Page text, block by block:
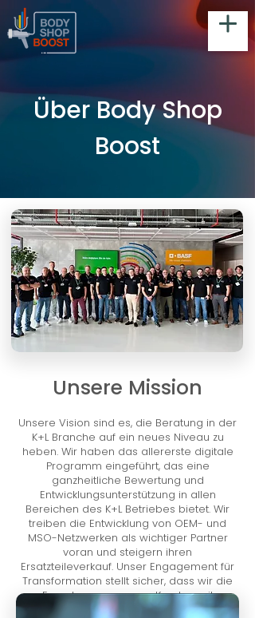
Über Body Shop
Boost
Unsere Mission
Unsere Vision sind es, die Beratung in der
K+L Branche auf ein neues Niveau zu
heben. Wir haben das allererste digitale
Programm eingeführt, das eine
ganzheitliche Bewertung und
Entwicklungsunterstützung in allen
Bereichen des K+L Betriebes bietet. Wir
treiben die Entwicklung von OEM- und
MSO-Netzwerken als wichtiger Partner
voran und steigern ihren
Ersatzteileverkauf. Unser Engagement für
Transformation stellt sicher, dass wir die
Erwartungen unserer Kunden mit
zuverlässigen Partnern übertreffen.